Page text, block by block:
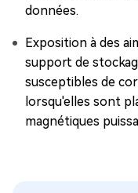
données.
Exposition à des
support de
susceptibles de
lorsqu'elles sont
magnétiques